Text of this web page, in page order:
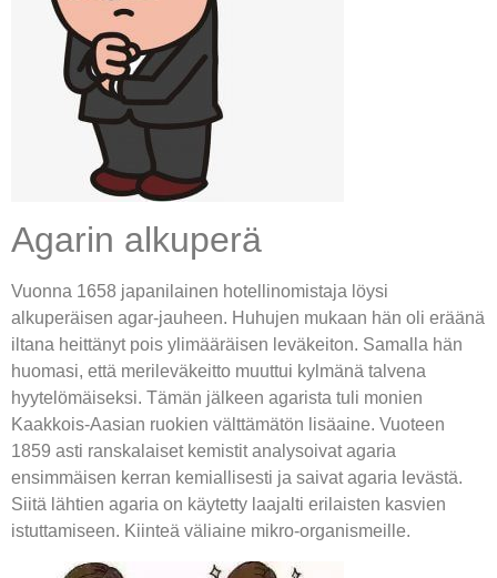
Agarin alkuperä
Vuonna 1658 japanilainen hotellinomistaja löysi
alkuperäisen agar-jauheen. Huhujen mukaan hän oli eräänä
iltana heittänyt pois ylimääräisen leväkeiton. Samalla hän
huomasi, että merileväkeitto muuttui kylmänä talvena
hyytelömäiseksi. Tämän jälkeen agarista tuli monien
Kaakkois-Aasian ruokien välttämätön lisäaine. Vuoteen
1859 asti ranskalaiset kemistit analysoivat agaria
ensimmäisen kerran kemiallisesti ja saivat agaria levästä.
Siitä lähtien agaria on käytetty laajalti erilaisten kasvien
istuttamiseen. Kiinteä väliaine mikro-organismeille.